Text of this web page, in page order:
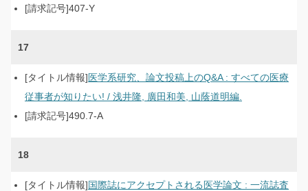
407-Y
17
医学系研究、論文投稿上のQ&A : すべての医療
従事者が知りたい! / 浅井隆, 廣田和美, 山蔭道明編.
490.7-A
18
国際誌にアクセプトされる医学論文 : 一流誌査